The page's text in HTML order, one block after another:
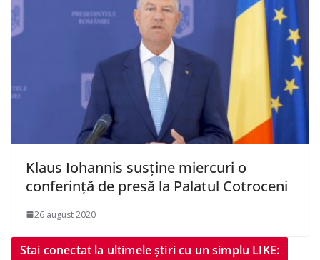
Klaus Iohannis susţine miercuri o
conferinţă de presă la Palatul Cotroceni
26 august 2020
Stai conectat la ultimele știri cu un simplu LIKE: